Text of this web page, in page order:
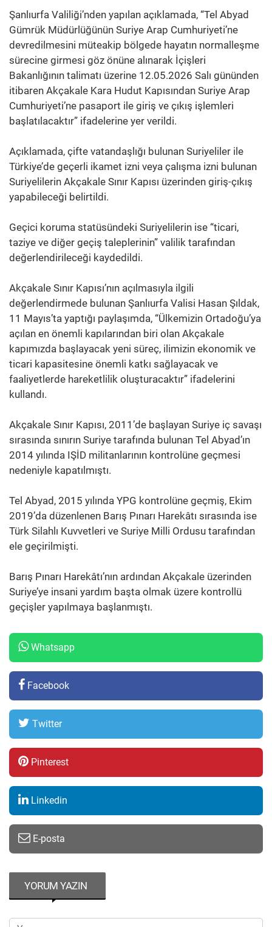
Şanlıurfa Valiliği’nden yapılan açıklamada, “Tel Abyad
Gümrük Müdürlüğünün Suriye Arap Cumhuriyeti’ne
devredilmesini müteakip bölgede hayatın normalleşme
sürecine girmesi göz önüne alınarak İçişleri
Bakanlığının talimatı üzerine 12.05.2026 Salı gününden
itibaren Akçakale Kara Hudut Kapısından Suriye Arap
Cumhuriyeti’ne pasaport ile giriş ve çıkış işlemleri
başlatılacaktır” ifadelerine yer verildi.
Açıklamada, çifte vatandaşlığı bulunan Suriyeliler ile
Türkiye’de geçerli ikamet izni veya çalışma izni bulunan
Suriyelilerin Akçakale Sınır Kapısı üzerinden giriş-çıkış
yapabileceği belirtildi.
Geçici koruma statüsündeki Suriyelilerin ise “ticari,
taziye ve diğer geçiş taleplerinin” valilik tarafından
değerlendirileceği kaydedildi.
Akçakale Sınır Kapısı’nın açılmasıyla ilgili
değerlendirmede bulunan Şanlıurfa Valisi Hasan Şıldak,
11 Mayıs’ta yaptığı paylaşımda, “Ülkemizin Ortadoğu’ya
açılan en önemli kapılarından biri olan Akçakale
kapımızda başlayacak yeni süreç, ilimizin ekonomik ve
ticari kapasitesine önemli katkı sağlayacak ve
faaliyetlerde hareketlilik oluşturacaktır” ifadelerini
kullandı.
Akçakale Sınır Kapısı, 2011’de başlayan Suriye iç savaşı
sırasında sınırın Suriye tarafında bulunan Tel Abyad’ın
2014 yılında IŞİD militanlarının kontrolüne geçmesi
nedeniyle kapatılmıştı.
Tel Abyad, 2015 yılında YPG kontrolüne geçmiş, Ekim
2019’da düzenlenen Barış Pınarı Harekâtı sırasında ise
Türk Silahlı Kuvvetleri ve Suriye Milli Ordusu tarafından
ele geçirilmişti.
Barış Pınarı Harekâtı’nın ardından Akçakale üzerinden
Suriye’ye insani yardım başta olmak üzere kontrollü
geçişler yapılmaya başlanmıştı.
Whatsapp
Facebook
Twitter
Pinterest
Linkedin
E-posta
YORUM YAZIN